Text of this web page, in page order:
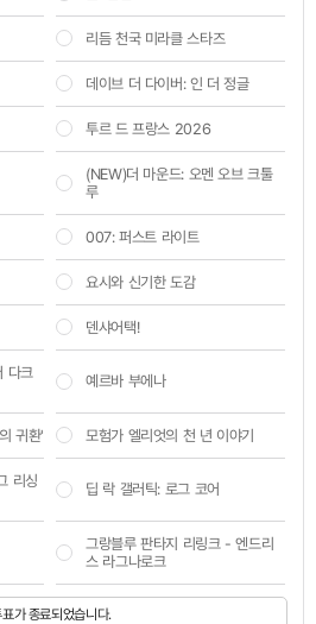
리듬 천국 미라클 스타즈
데이브 더 다이버: 인 더 정글
투르 드 프랑스 2026
(NEW)더 마운드: 오멘 오브 크툴
루
007: 퍼스트 라이트
요시와 신기한 도감
덴샤어택!
다크
예르바 부에나
귀환' 모험가 엘리엇의 천 년 이야기
리싱
딥 락 갤러틱: 로그 코어
그랑블루 판타지 리링크 - 엔드리
스 라그나로크
가 종료되었습니다.